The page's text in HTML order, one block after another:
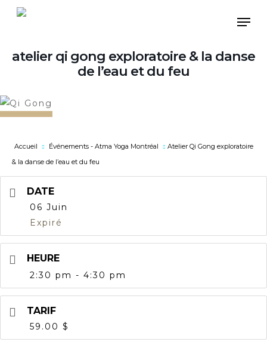
Skip
content
atelier qi gong exploratoire & la danse
de l’eau et du feu
Accueil Événements - Atma Yoga Montréal
Atelier Qi Gong exploratoire
& la danse de l’eau et du feu
DATE
06 Juin
Expiré
HEURE
2:30 pm - 4:30 pm
TARIF
59.00 $